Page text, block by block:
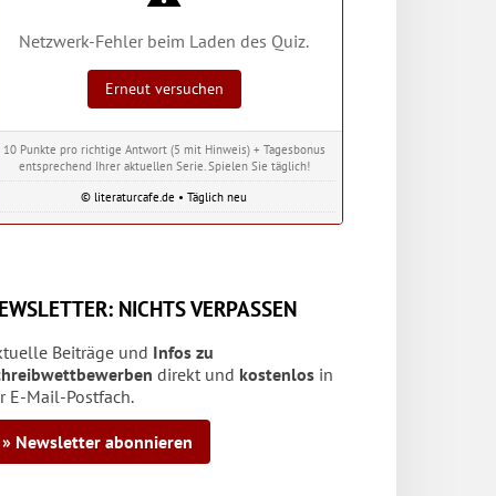
Netzwerk-Fehler beim Laden des Quiz.
Erneut versuchen
10 Punkte pro richtige Antwort (5 mit Hinweis) + Tagesbonus
entsprechend Ihrer aktuellen Serie. Spielen Sie täglich!
© literaturcafe.de • Täglich neu
NICHTS VERPASSEN
Beiträge und Infos zu
direkt und kostenlos in
E-Mail-Postfach.
» Newsletter abonnieren